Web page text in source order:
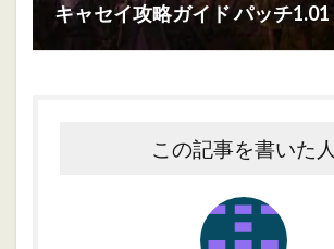
キャセイ攻略ガイド パッチ1.01
この記事を書いた人